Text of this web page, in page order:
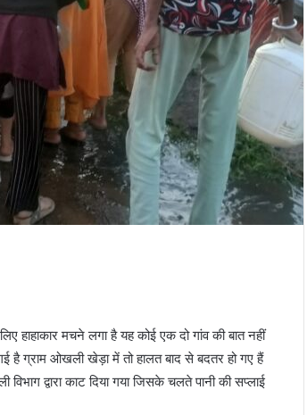
हाहाकार मचने लगा है यह कोई एक दो गांव की बात नहीं
है ग्राम ओखली खेड़ा में तो हालत बाद से बदतर हो गए हैं
द्वारा काट दिया गया जिसके चलते पानी की सप्लाई